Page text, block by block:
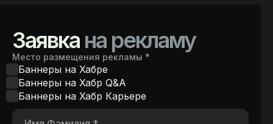
Заявка на рекламу
Место размещения рекламы *
Баннеры на Хабре
Баннеры на Хабр Q&A
Баннеры на Хабр Карьере